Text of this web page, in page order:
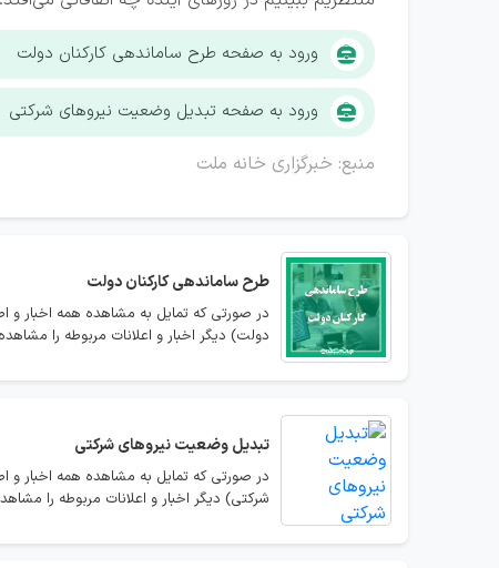
ورود به صفحه طرح ساماندهی کارکنان دولت
ورود به صفحه تبدیل وضعیت نیروهای شرکتی
منبع: خبرگزاری خانه ملت
طرح ساماندهی کارکنان دولت
در صورتی که تمایل به مشاهده همه اخبار و
دولت) دیگر اخبار و اعلانات مربوطه را
تبدیل وضعیت نیروهای شرکتی
در صورتی که تمایل به مشاهده همه اخبار
شرکتی) دیگر اخبار و اعلانات مربوطه را